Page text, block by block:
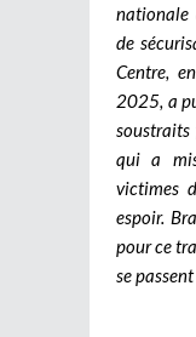
nationale
de
Centre,
2025, a
soustraits
qui a
victimes
espoir.
pour ce
se